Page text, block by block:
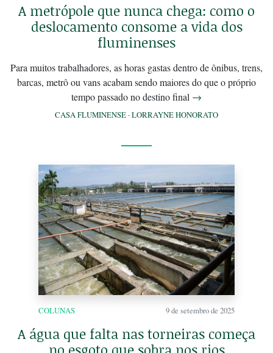
A metrópole que nunca chega: como o
deslocamento consome a vida dos
fluminenses
Para muitos trabalhadores, as horas gastas dentro de ônibus, trens,
barcas, metrô ou vans acabam sendo maiores do que o próprio
tempo passado no destino final →
CASA FLUMINENSE ·LORRAYNE HONORATO
COLUNAS 9 de setembro de 2025
A água que falta nas torneiras começa